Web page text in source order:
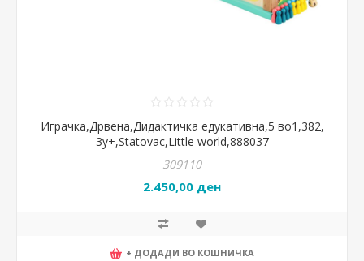
Играчка,Дрвена,Дидактичка едукативна,5 во1,382,
3y+,Statovac,Little world,888037
309110
2.450,00 ден
+ ДОДАДИ ВО КОШНИЧКА